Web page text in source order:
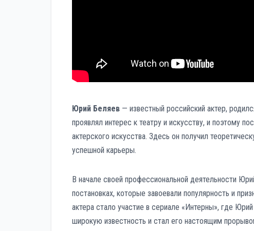
Юрий Беляев — известный российский актер,
проявлял интерес к театру и искусству, и поэтому
актерского искусства. Здесь он получил
успешной карьеры.
В начале своей профессиональной деятельности
постановках, которые завоевали популярность и
актера стало участие в сериале «Интерны», где
широкую известность и стал его настоящим